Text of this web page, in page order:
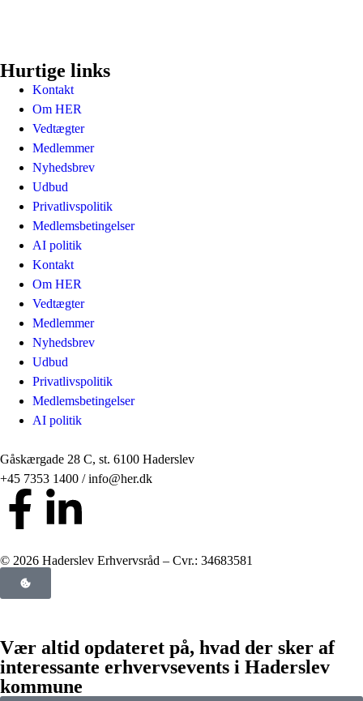
Hurtige links
Kontakt
Om HER
Vedtægter
Medlemmer
Nyhedsbrev
Udbud
Privatlivspolitik
Medlemsbetingelser
AI politik
Kontakt
Om HER
Vedtægter
Medlemmer
Nyhedsbrev
Udbud
Privatlivspolitik
Medlemsbetingelser
AI politik
Gåskærgade 28 C, st. 6100 Haderslev
+45 7353 1400 / info@her.dk
© 2026 Haderslev Erhvervsråd – Cvr.: 34683581
Vær altid opdateret på, hvad der sker af
interessante erhvervsevents i Haderslev
kommune